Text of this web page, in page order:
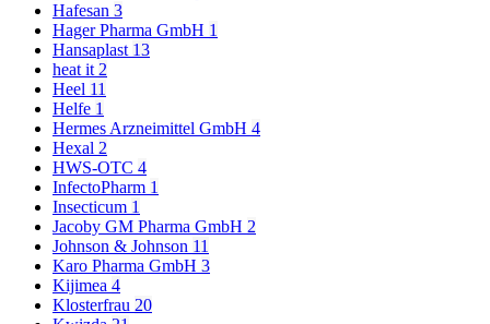
Hafesan 3
Hager Pharma GmbH 1
Hansaplast 13
heat it 2
Heel 11
Helfe 1
Hermes Arzneimittel GmbH 4
Hexal 2
HWS-OTC 4
InfectoPharm 1
Insecticum 1
Jacoby GM Pharma GmbH 2
Johnson & Johnson 11
Karo Pharma GmbH 3
Kijimea 4
Klosterfrau 20